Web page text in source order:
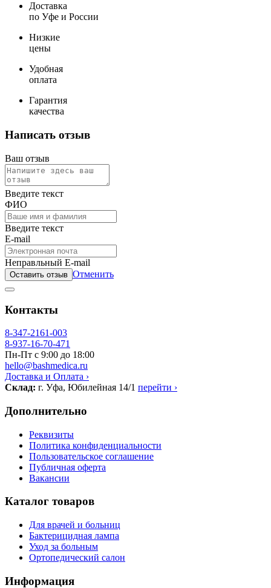
Доставка
по Уфе и России
Низкие
цены
Удобная
оплата
Гарантия
качества
Написать отзыв
Ваш отзыв
Введите текст
ФИО
Введите текст
E-mail
Неправльный E-mail
Оставить отзыв Отменить
Контакты
8-347-2161-003
8-937-16-70-471
Пн-Пт с 9:00 до 18:00
hello@bashmedica.ru
Доставка и Оплата ›
Склад: г. Уфа, Юбилейная 14/1 перейти ›
Дополнительно
Реквизиты
Политика конфиденциальности
Пользовательское соглашение
Публичная оферта
Вакансии
Каталог товаров
Для врачей и больниц
Бактерицидная лампа
Уход за больным
Ортопедический салон
Информация